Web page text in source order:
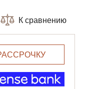
К сравнению